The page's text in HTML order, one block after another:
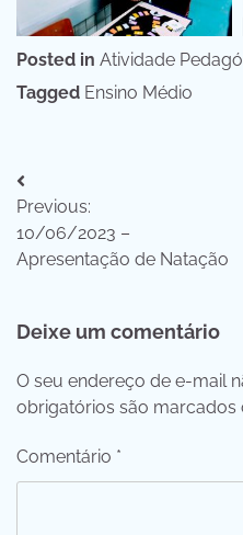
Posted in Atividade
Tagged Ensino Médio
Navegação
de
Post
Previous:
10/06/2023 –
Apresentação de Natação
Deixe um comentário
O seu endereço de e-mail
obrigatórios são marcados
Comentário *